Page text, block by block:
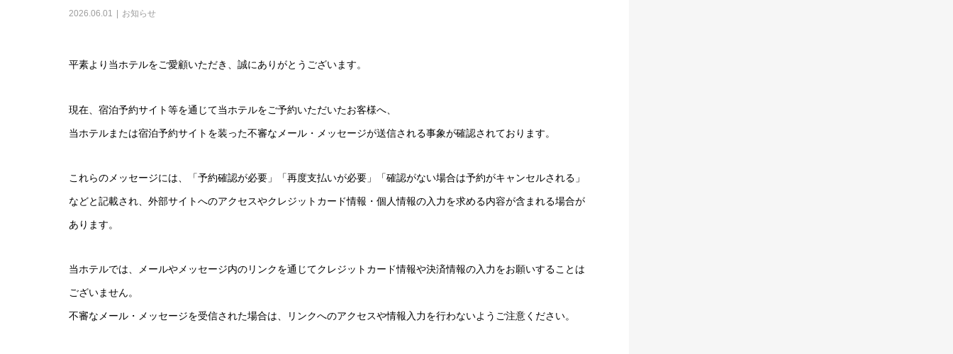
2026.06.01 お知らせ
平素より当ホテルをご愛顧いただき、誠にありがとうございます。
現在、宿泊予約サイト等を通じて当ホテルをご予約いただいたお客様へ、
当ホテルまたは宿泊予約サイトを装った不審なメール・メッセージが送信される事象が確認されております。
これらのメッセージには、「予約確認が必要」「再度支払いが必要」「確認がない場合は予約がキャンセルされる」
などと記載され、外部サイトへのアクセスやクレジットカード情報・個人情報の入力を求める内容が含まれる場合が
あります。
当ホテルでは、メールやメッセージ内のリンクを通じてクレジットカード情報や決済情報の入力をお願いすることは
ございません。
不審なメール・メッセージを受信された場合は、リンクへのアクセスや情報入力を行わないようご注意ください。